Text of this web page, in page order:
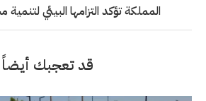
المملكة تؤكد التزامها البيئي
قد تعجبك أيضاً